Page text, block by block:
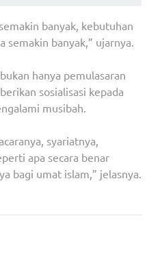
banyak, kebutuhan
semakin banyak,” ujarnya.
hanya pemulasaran
sosialisasi kepada
musibah.
syariatnya,
apa secara benar
bagi umat islam,” jelasnya.